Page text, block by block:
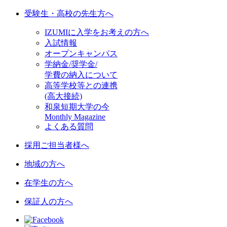
受験生・高校の先生方へ
IZUMIに入学をお考えの方へ
入試情報
オープンキャンパス
学納金/奨学金/
学費の納入について
高等学校等との連携
(高大接続)
和泉短期大学の今
Monthly Magazine
よくある質問
採用ご担当者様へ
地域の方へ
在学生の方へ
保証人の方へ